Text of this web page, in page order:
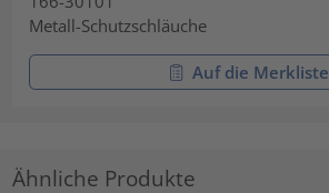
Metall-Schutzschläuche
Auf die Merkliste
Ähnliche Produkte